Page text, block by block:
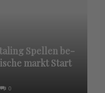
Spellen be-
markt Start
0